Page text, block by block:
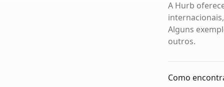
A Hurb
Alguns
outros.
Como